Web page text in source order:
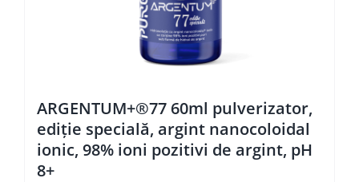
ARGENTUM+®77 60ml pulverizator,
ediţie specială, argint nanocoloidal
ionic, 98% ioni pozitivi de argint, pH
8+